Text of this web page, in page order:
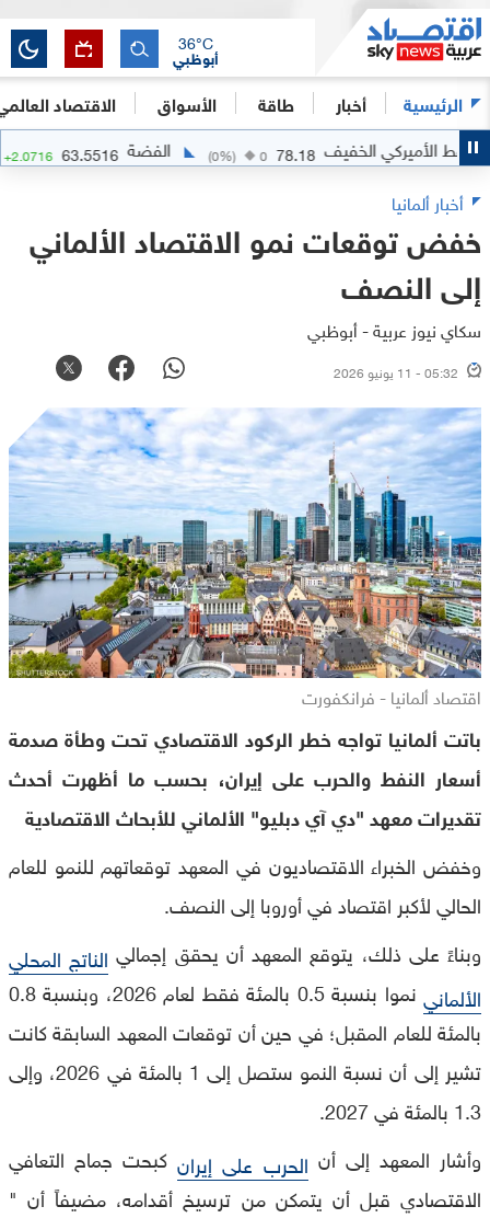
الرئيسية أخبار طاقة الأسواق الاقتصاد
أبوظبي
36°C
الخفيف 78.18
0
(0 %) الفضة 63.5516
+2.0716
%)
أخبار ألمانيا
خفض توقعات نمو الاقتصاد الألماني
إلى النصف
سكاي نيوز عربية - أبوظبي
05:32 - 11 يونيو 2026
اقتصاد ألمانيا - فرانكفورت
باتت ألمانيا تواجه خطر الركود الاقتصادي تحت وطأة صدمة
أسعار النفط والحرب على إيران، بحسب ما أظهرت أحدث
تقديرات معهد "دي آي دبليو" الألماني للأبحاث الاقتصادية
وخفض الخبراء الاقتصاديون في المعهد توقعاتهم للنمو للعام
الحالي لأكبر اقتصاد في أوروبا إلى النصف.
وبناءً على ذلك، يتوقع المعهد أن يحقق إجمالي الناتج المحلي
الألماني
نموا بنسبة 0.5 بالمئة فقط لعام 2026، وبنسبة 0.8
بالمئة للعام المقبل؛ في حين أن توقعات المعهد السابقة كانت
تشير إلى أن نسبة النمو ستصل إلى 1 بالمئة في 2026، وإلى
1.3 بالمئة في 2027.
وأشار المعهد إلى أن الحرب على إيران كبحت جماح التعافي
الاقتصادي قبل أن يتمكن من ترسيخ أقدامه، مضيفاً أن "